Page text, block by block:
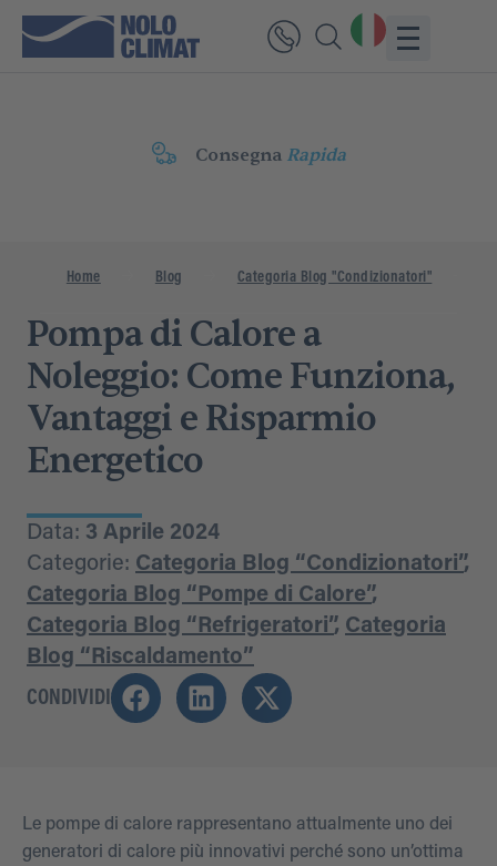
Consegna Rapida
Home Blog Categoria Blog "Condizionatori"
Pompa di Calore a
Noleggio: Come Funziona,
Vantaggi e Risparmio
Energetico
Data: 3 Aprile 2024
Categorie: Categoria Blog “Condizionatori”,
Categoria Blog “Pompe di Calore”,
Categoria Blog “Refrigeratori”, Categoria
Blog “Riscaldamento”
CONDIVIDI
Le pompe di calore rappresentano attualmente uno dei
generatori di calore più innovativi perché sono un’ottima